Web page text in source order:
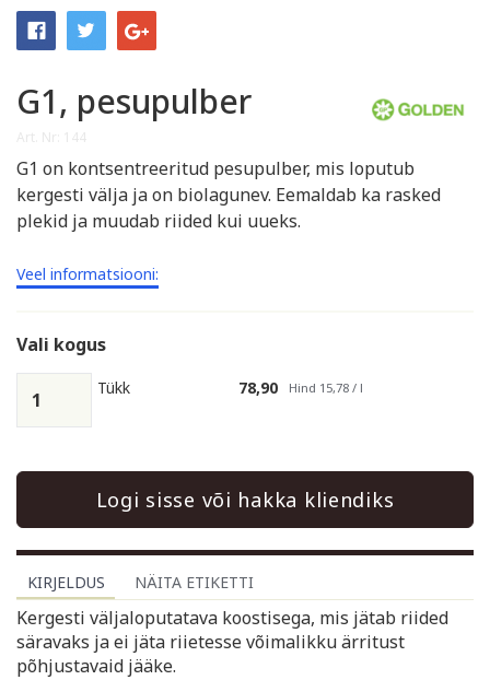
G1, pesupulber
G1 on kontsentreeritud pesupulber, mis loputub
kergesti välja ja on biolagunev. Eemaldab ka rasked
plekid ja muudab riided kui uueks.
Veel informatsiooni:
Vali kogus
Tükk 78,90 Hind 15,78 / l
Logi sisse või hakka kliendiks
KIRJELDUS NÄITA ETIKETTI
Kergesti väljaloputatava koostisega, mis jätab riided
säravaks ja ei jäta riietesse võimalikku ärritust
põhjustavaid jääke.